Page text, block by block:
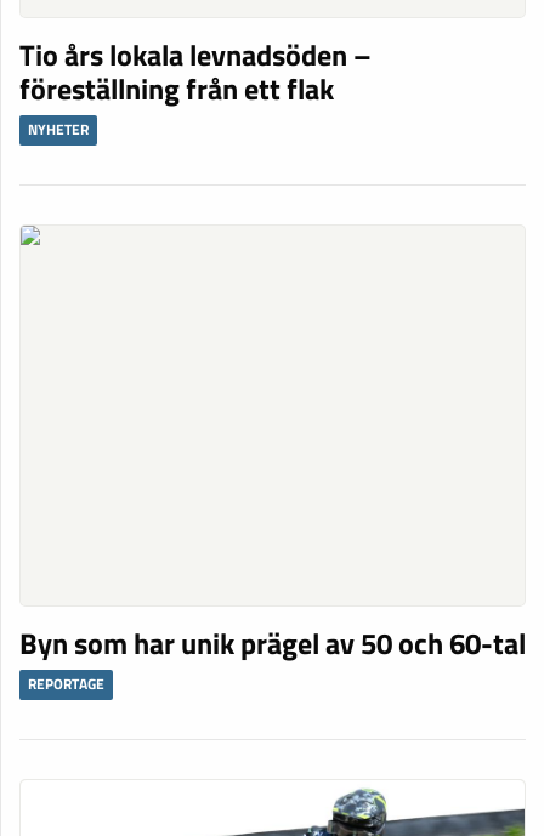
Tio års lokala levnadsöden –
föreställning från ett flak
NYHETER
Byn som har unik prägel av 50 och 60-tal
REPORTAGE